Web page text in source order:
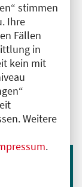
stimmen
Ihre
Fällen
in
kein mit
Weitere
.